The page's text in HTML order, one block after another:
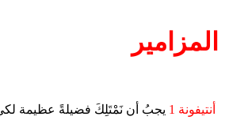
المزامير
أنتيفونة 1 يجبُ أن نَمْتَلِكَ فضيلةً عظيمة